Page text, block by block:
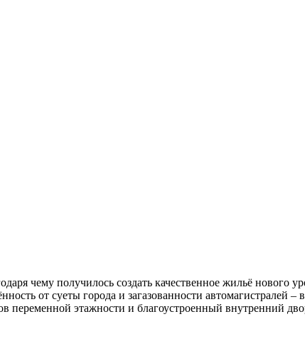
чему получилось создать качественное жильё нового
от суеты города и загазованности автомагистралей
этажности и благоустроенный внутренний